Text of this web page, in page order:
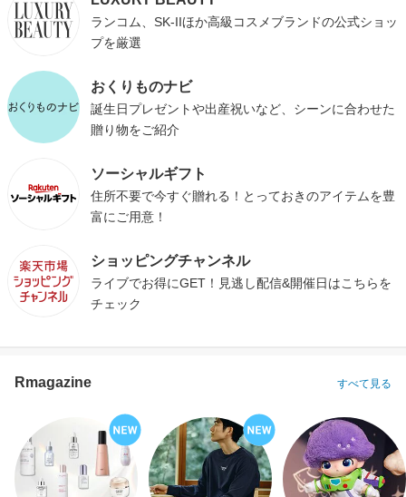
ランコム、SK-IIほか高級コスメブランドの公式ショッ
プを厳選
おくりものナビ
誕生日プレゼントや出産祝いなど、シーンに合わせた
贈り物をご紹介
ソーシャルギフト
住所不要で今すぐ贈れる！とっておきのアイテムを豊
富にご用意！
ショッピングチャンネル
ライブでお得にGET！見逃し配信&開催日はこちらを
チェック
Rmagazine すべて見る